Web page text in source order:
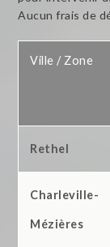
Aucun frais de
Ville / Zone
Rethel
Charleville-
Mézières